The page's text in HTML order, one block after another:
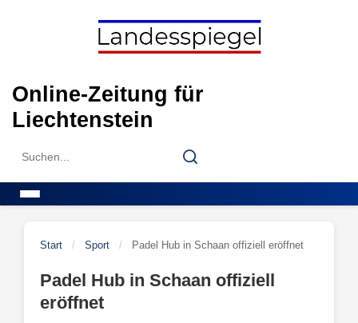
Online-Zeitung für
Liechtenstein
Search
Search
Start / Sport / Padel Hub in Schaan offiziell eröffnet
Padel Hub in Schaan offiziell
eröffnet